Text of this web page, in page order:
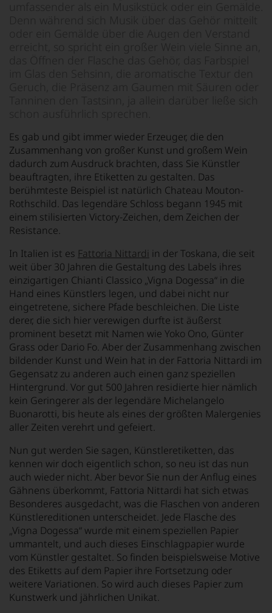
Es gab und gibt immer wieder Erzeuger, die den
Zusammenhang von großer Kunst und großem Wein
dadurch zum Ausdruck brachten, dass Sie Künstler
beauftragten, ihre Etiketten zu gestalten. Das
berühmteste Beispiel ist natürlich Chateau Mouton-
Rothschild. Das legendäre Schloss begann 1945 mit
einem stilisierten Victory-Zeichen, dem Zeichen der
Resistance.
In Italien ist es Fattoria Nittardi in der Toskana, die seit
weit über 30 Jahren die Gestaltung des Labels ihres
einzigartigen Chianti Classico „Vigna Dogessa“ in die
Hand eines Künstlers legen, und dabei nicht nur
eingetretene, sichere Pfade beschleichen. Die Liste
derer, die sich hier verewigen durfte ist äußerst
prominent besetzt mit Namen wie Yoko Ono, Günter
Grass oder Dario Fo. Aber der Zusammenhang zwischen
bildender Kunst und Wein hat in der Fattoria Nittardi im
Gegensatz zu anderen auch einen ganz speziellen
Hintergrund. Vor gut 500 Jahren residierte hier nämlich
kein Geringerer als der legendäre Michelangelo
Buonarotti, bis heute als eines der größten Malergenies
aller Zeiten verehrt und gefeiert.
Nun gut werden Sie sagen, Künstleretiketten, das
kennen wir doch eigentlich schon, so neu ist das nun
auch wieder nicht. Aber bevor Sie nun der Anflug eines
Gähnens überkommt, Fattoria Nittardi hat sich etwas
Besonderes ausgedacht, was die Flaschen von anderen
Künstlereditionen unterscheidet. Jede Flasche des
„Vigna Dogessa“ wurde mit einem speziellen Papier
ummantelt, und auch dieses Einschlagpapier wurde
vom Künstler gestaltet. So finden beispielsweise Motive
des Etiketts auf dem Papier ihre Fortsetzung oder
weitere Variationen. So wird auch dieses Papier zum
Kunstwerk und jährlichen Unikat.